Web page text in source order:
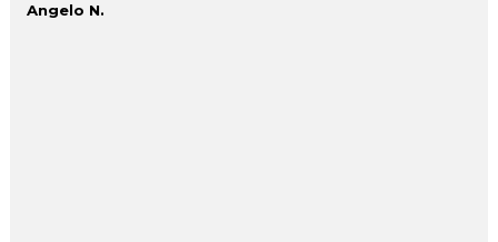
Angelo N.